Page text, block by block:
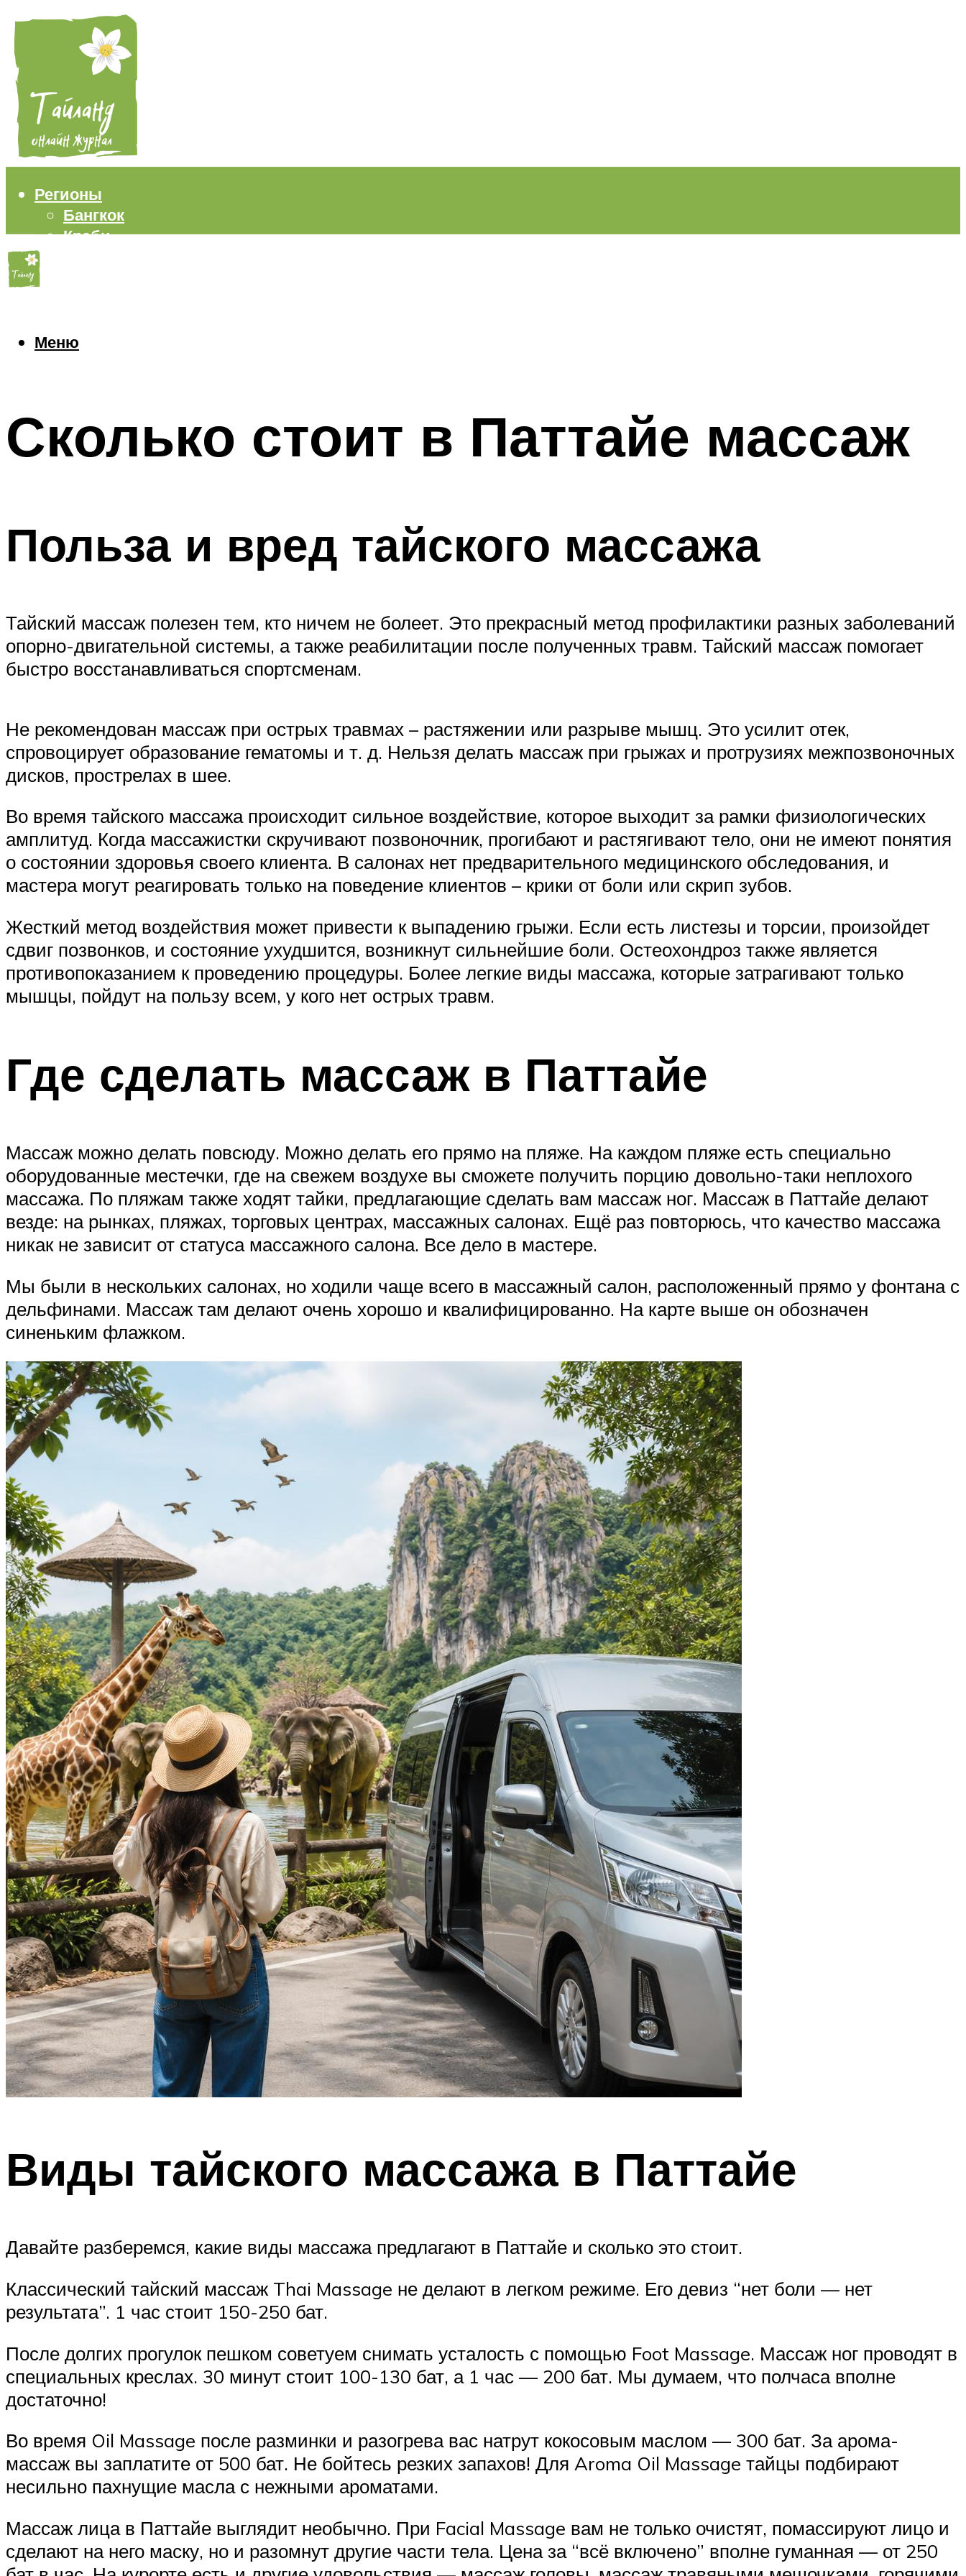
Регионы
Бангкок
Краби
Еда
Меню
Меню
Сколько стоит в Паттайе массаж
Польза и вред тайского массажа
Тайский массаж полезен тем, кто ничем не болеет. Это прекрасный метод профилактики разных заболеваний
опорно-двигательной системы, а также реабилитации после полученных травм. Тайский массаж помогает
быстро восстанавливаться спортсменам.
Не рекомендован массаж при острых травмах – растяжении или разрыве мышц. Это усилит отек,
спровоцирует образование гематомы и т. д. Нельзя делать массаж при грыжах и протрузиях межпозвоночных
дисков, прострелах в шее.
Во время тайского массажа происходит сильное воздействие, которое выходит за рамки физиологических
амплитуд. Когда массажистки скручивают позвоночник, прогибают и растягивают тело, они не имеют понятия
о состоянии здоровья своего клиента. В салонах нет предварительного медицинского обследования, и
мастера могут реагировать только на поведение клиентов – крики от боли или скрип зубов.
Жесткий метод воздействия может привести к выпадению грыжи. Если есть листезы и торсии, произойдет
сдвиг позвонков, и состояние ухудшится, возникнут сильнейшие боли. Остеохондроз также является
противопоказанием к проведению процедуры. Более легкие виды массажа, которые затрагивают только
мышцы, пойдут на пользу всем, у кого нет острых травм.
Где сделать массаж в Паттайе
Массаж можно делать повсюду. Можно делать его прямо на пляже. На каждом пляже есть специально
оборудованные местечки, где на свежем воздухе вы сможете получить порцию довольно-таки неплохого
массажа. По пляжам также ходят тайки, предлагающие сделать вам массаж ног. Массаж в Паттайе делают
везде: на рынках, пляжах, торговых центрах, массажных салонах. Ещё раз повторюсь, что качество массажа
никак не зависит от статуса массажного салона. Все дело в мастере.
Мы были в нескольких салонах, но ходили чаще всего в массажный салон, расположенный прямо у фонтана с
дельфинами. Массаж там делают очень хорошо и квалифицированно. На карте выше он обозначен
синеньким флажком.
Виды тайского массажа в Паттайе
Давайте разберемся, какие виды массажа предлагают в Паттайе и сколько это стоит.
Классический тайский массаж Thai Massage не делают в легком режиме. Его девиз “нет боли — нет
результата”. 1 час стоит 150-250 бат.
После долгих прогулок пешком советуем снимать усталость с помощью Foot Massage. Массаж ног проводят в
специальных креслах. 30 минут стоит 100-130 бат, а 1 час — 200 бат. Мы думаем, что полчаса вполне
достаточно!
Во время Oil Massage после разминки и разогрева вас натрут кокосовым маслом — 300 бат. За арома-
массаж вы заплатите от 500 бат. Не бойтесь резких запахов! Для Aroma Oil Massage тайцы подбирают
несильно пахнущие масла с нежными ароматами.
Массаж лица в Паттайе выглядит необычно. При Facial Massage вам не только очистят, помассируют лицо и
сделают на него маску, но и разомнут другие части тела. Цена за “всё включено” вполне гуманная — от 250